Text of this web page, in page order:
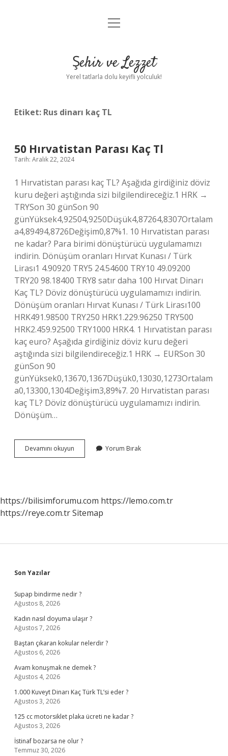
Anasayfa
Yasal Uyarı
menüyü
Şehir ve Lezzet
Yerel tatlarla dolu keyifli yolculuk!
Etiket: Rus dinarı kaç TL
50 Hırvatistan Parası Kaç Tl
Tarih: Aralık 22, 2024
1 Hırvatistan parası kaç TL? Aşağıda girdiğiniz döviz
kuru değeri aştığında sizi bilgilendireceğiz.1 HRK →
TRYSon 30 günSon 90
günYüksek4,92504,9250Düşük4,87264,8307Ortalam
a4,89494,8726Değişim0,87%1. 10 Hırvatistan parası
ne kadar? Para birimi dönüştürücü uygulamamızı
indirin. Dönüşüm oranları Hırvat Kunası / Türk
Lirası1 4.90920 TRY5 24.54600 TRY10 49.09200
TRY20 98.18400 TRY8 satır daha 100 Hırvat Dinarı
Kaç TL? Döviz dönüştürücü uygulamamızı indirin.
Dönüşüm oranları Hırvat Kunası / Türk Lirası100
HRK491.98500 TRY250 HRK1.229.96250 TRY500
HRK2.459.92500 TRY1000 HRK4. 1 Hırvatistan parası
kaç euro? Aşağıda girdiğiniz döviz kuru değeri
aştığında sizi bilgilendireceğiz.1 HRK → EURSon 30
günSon 90
günYüksek0,13670,1367Düşük0,13030,1273Ortalam
a0,13300,1304Değişim3,89%7. 20 Hırvatistan parası
kaç TL? Döviz dönüştürücü uygulamamızı indirin.
Dönüşüm…
Devamını okuyun
Hırvatistan
Yorum Bırak
https://bilisimforumu.com https://lemo.com.tr
https://reye.com.trSitemap
Sidebar
Son Yazılar
Supap bindirme nedir ?
Ağustos 8, 2026
Kadın nasıl doyuma ulaşır ?
Ağustos 7, 2026
Baştan çıkaran kokular nelerdir ?
Ağustos 6, 2026
Avam konuşmak ne demek ?
Ağustos 4, 2026
1.000 Kuveyt Dinarı Kaç Türk TL’si eder ?
Ağustos 3, 2026
125 cc motorsiklet plaka ücreti ne kadar ?
Ağustos 3, 2026
İstinaf bozarsa ne olur ?
Temmuz 30, 2026